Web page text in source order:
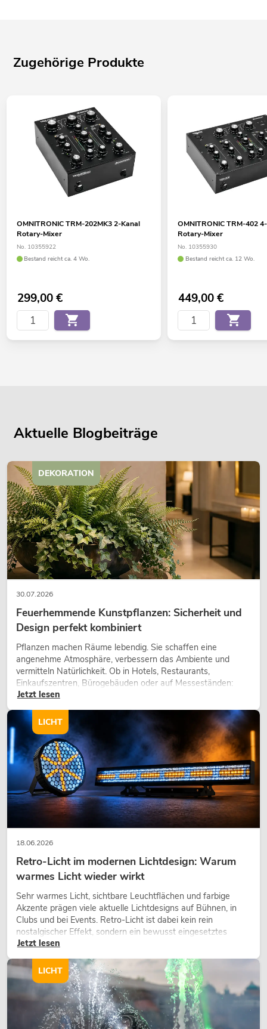
Zugehörige Produkte
OMNITRONIC TRM-202MK3 2-Kanal
Rotary-Mixer
No. 10355922
Bestand reicht ca. 4 Wo.
299,00€
OMNITRONIC TRM-402
Rotary-Mixer
No. 10355930
Bestand reicht ca. 12 Wo.
449,00€
Aktuelle Blogbeiträge
30.07.2026
Feuerhemmende Kunstpflanzen: Sicherheit und
Design perfekt kombiniert
Pflanzen machen Räume lebendig. Sie schaffen eine
angenehme Atmosphäre, verbessern das Ambiente und
vermitteln Natürlichkeit. Ob in Hotels, Restaurants,
Einkaufszentren, Bürogebäuden oder auf Messeständen:
eine hochwertige Begrünung gehört heute längst zum
Jetzt lesen
DEKORATION
18.06.2026
Retro-Licht im modernen Lichtdesign: Warum
warmes Licht wieder wirkt
Sehr warmes Licht, sichtbare Leuchtflächen und farbige
Akzente prägen viele aktuelle Lichtdesigns auf Bühnen, in
Clubs und bei Events. Retro-Licht ist dabei kein rein
nostalgischer Effekt, sondern ein bewusst eingesetztes
Gestaltungsmittel: Es schafft Atmosphäre, gibt Szenen
wirken lassen.
Jetzt lesen
LICHT
LICHT